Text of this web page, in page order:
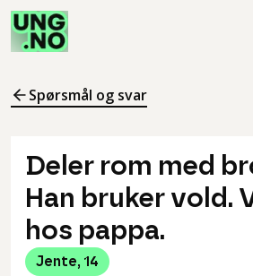
Spørsmål og svar
Deler rom med
Han bruker vold.
hos pappa.
Jente, 14